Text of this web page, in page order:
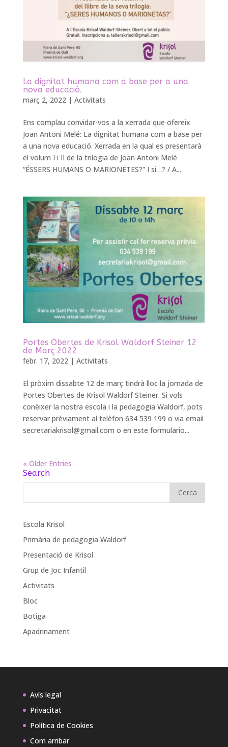
La dignitat humana com a base per a una
nova educació.
març 2, 2022| Activitats
Ens complau convidar-vos a la xerrada que ofereix
Joan Antoni Melé: La dignitat humana com a base per
a una nova educació. Xerrada en la qual es presentarà
el volum I i II de la trilogia de Joan Antoni Melé
“ÉSSERS HUMANS O MARIONETES?” I si…? / A...
Portes Obertes de Krisol Waldorf Steiner 12
de Març 2022
febr. 17, 2022| Activitats
El pròxim dissabte 12 de març tindrà lloc la jornada de
Portes Obertes de Krisol Waldorf Steiner. Si vols
conèixer la nostra escola i la pedagogia Waldorf, pots
reservar prèviament al telèfon 634 539 199 o via email
secretariakrisol@gmail.com o en este formulario...
« Older Entries
Search
Escola Krisol
Primària de pedagogia Waldorf
Presentació de Krisol
Grup de Joc Infantil
Activitats
Bloc
Botiga
Apadrinament
Avís legal
Privacitat
Política de Cookies
Com arribar